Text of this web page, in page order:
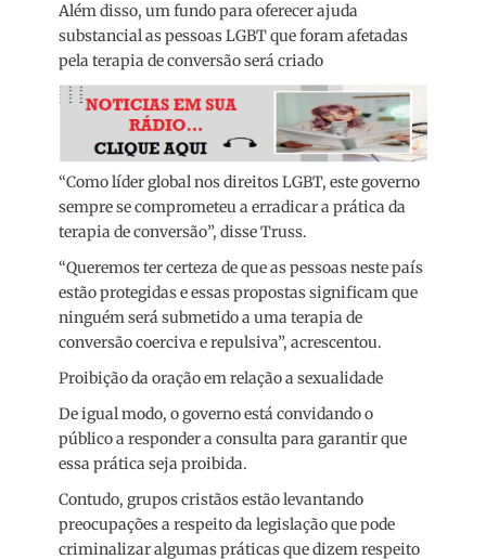
Além disso, um fundo para oferecer ajuda
substancial as pessoas LGBT que foram afetadas
pela terapia de conversão será criado
“Como líder global nos direitos LGBT, este governo
sempre se comprometeu a erradicar a prática da
terapia de conversão”, disse Truss.
“Queremos ter certeza de que as pessoas neste país
estão protegidas e essas propostas significam que
ninguém será submetido a uma terapia de
conversão coerciva e repulsiva”, acrescentou.
Proibição da oração em relação a sexualidade
De igual modo, o governo está convidando o
público a responder a consulta para garantir que
essa prática seja proibida.
Contudo, grupos cristãos estão levantando
preocupações a respeito da legislação que pode
criminalizar algumas práticas que dizem respeito